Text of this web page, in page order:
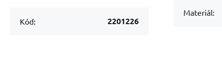
Kód: 2201226
Materiál: